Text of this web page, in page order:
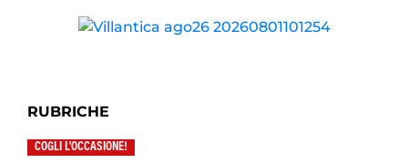
RUBRICHE
COGLI L'OCCASIONE!